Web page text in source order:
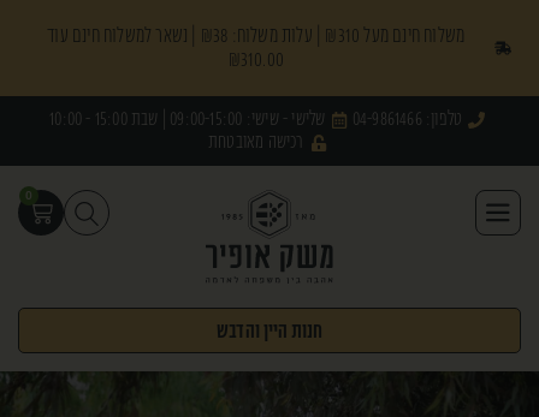
משלוח חינם מעל ₪310 | עלות משלוח: ₪38 | נשאר למשלוח חינם עוד
₪310.00
טלפון: 04-9861466
שלישי - שישי: 09:00-15:00 | שבת 15:00 - 10:00
רכישה מאובטחת
0
חנות היין והדבש